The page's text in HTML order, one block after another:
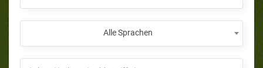
Alle Sprachen